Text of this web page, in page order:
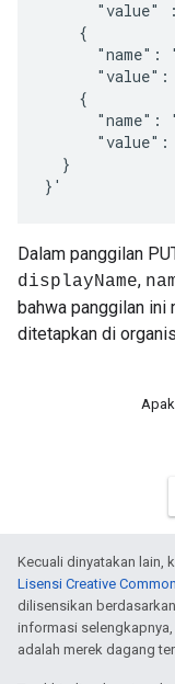
"value"
    {
"name":
"value":
    {
"name":
"value":
  }
}'
Dalam panggilan
displayName,
bahwa panggilan ini
ditetapkan di
Kecuali dinyatakan lain,
Lisensi Creative
dilisensikan berdasarkan
informasi
adalah merek dagang